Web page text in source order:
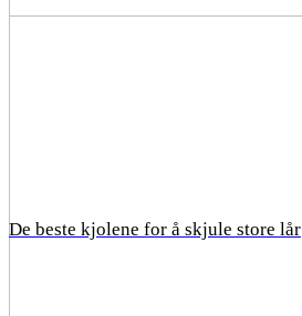
De beste kjolene for å skjule store lår